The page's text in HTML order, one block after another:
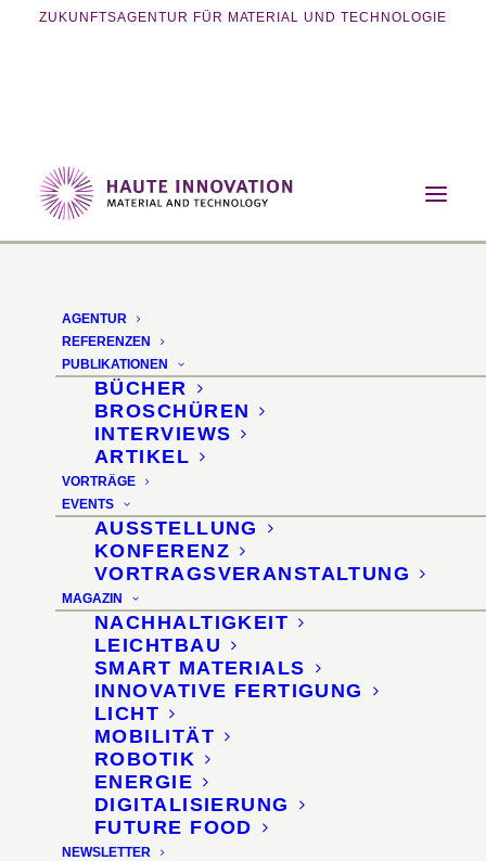
ZUKUNFTSAGENTUR FÜR MATERIAL UND TECHNOLOGIE
AGENTUR
REFERENZEN
PUBLIKATIONEN
BÜCHER
BROSCHÜREN
INTERVIEWS
ARTIKEL
VORTRÄGE
EVENTS
AUSSTELLUNG
KONFERENZ
VORTRAGSVERANSTALTUNG
MAGAZIN
NACHHALTIGKEIT
LEICHTBAU
SMART MATERIALS
INNOVATIVE FERTIGUNG
LICHT
MOBILITÄT
ROBOTIK
ENERGIE
DIGITALISIERUNG
FUTURE FOOD
NEWSLETTER
Home
Vorträge
Potenziale des 4D-Printings
Potenziale des 4D-
Printings
FabCon 3.D Conference ·
Messe Erfurt